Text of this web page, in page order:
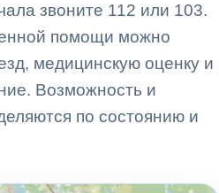
звоните 112 или 103.
помощи можно
медицинскую оценку и
Возможность и
по состоянию и